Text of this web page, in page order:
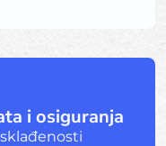
i osiguranja